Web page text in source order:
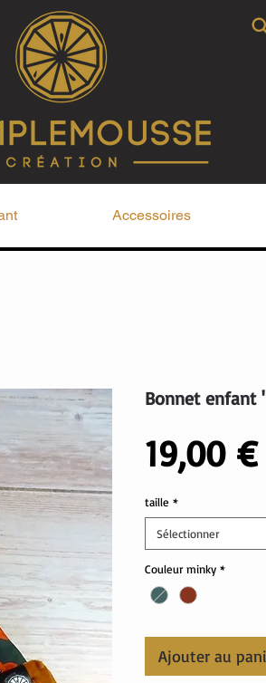
Bonnet enfant
19,00 €
taille *
Sélectionner
Couleur minky *
Ajouter au
Accessoires